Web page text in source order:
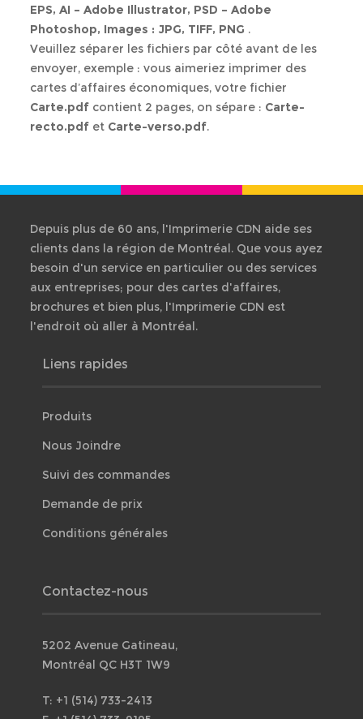
Ressources
Nous Joindre
EPS, AI – Adobe Illustrator, PSD – Adobe
Photoshop, Images : JPG, TIFF, PNG .
Veuillez séparer les fichiers par côté avant de les
envoyer, exemple : vous aimeriez imprimer des
cartes d’affaires économiques, votre fichier
Carte.pdf contient 2 pages, on sépare : Carte-
recto.pdf et Carte-verso.pdf.
Depuis plus de 60 ans, l'Imprimerie CDN aide ses
clients dans la région de Montréal. Que vous ayez
besoin d'un service en particulier ou des services
aux entreprises; pour des cartes d'affaires,
brochures et bien plus, l'Imprimerie CDN est
l'endroit où aller à Montréal.
Liens rapides
Produits
Nous Joindre
Suivi des commandes
Demande de prix
Conditions générales
Contactez-nous
5202 Avenue Gatineau,
Montréal QC H3T 1W9
T: +1 (514) 733-2413